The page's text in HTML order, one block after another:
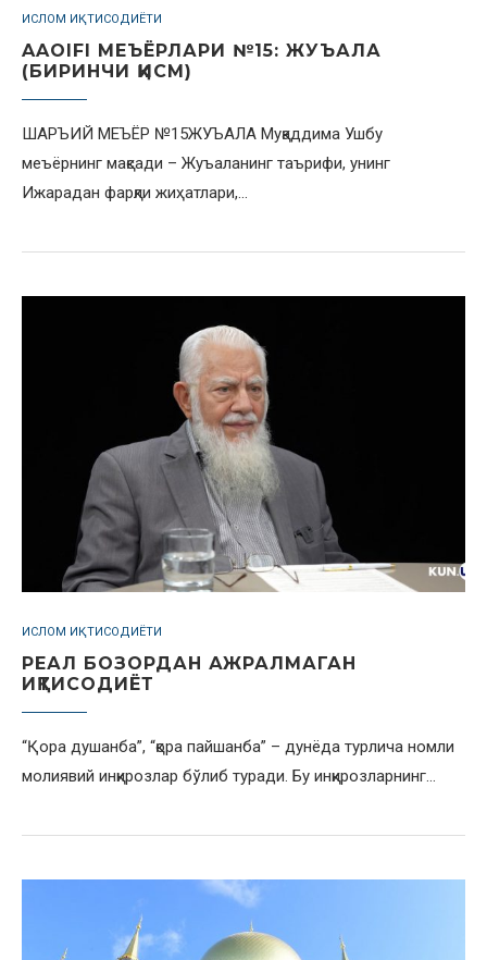
ИСЛОМ ИҚТИСОДИЁТИ
AAOIFI МЕЪЁРЛАРИ №15: ЖУЪАЛА
(БИРИНЧИ ҚИСМ)
ШАРЪИЙ МЕЪЁР №15ЖУЪАЛА Муқаддима Ушбу
меъёрнинг мақсади – Жуъаланинг таърифи, унинг
Ижарадан фарқли жиҳатлари,…
ИСЛОМ ИҚТИСОДИЁТИ
РЕАЛ БОЗОРДАН АЖРАЛМАГАН
ИҚТИСОДИЁТ
“Қора душанба”, “қора пайшанба” – дунёда турлича номли
молиявий инқирозлар бўлиб туради. Бу инқирозларнинг…